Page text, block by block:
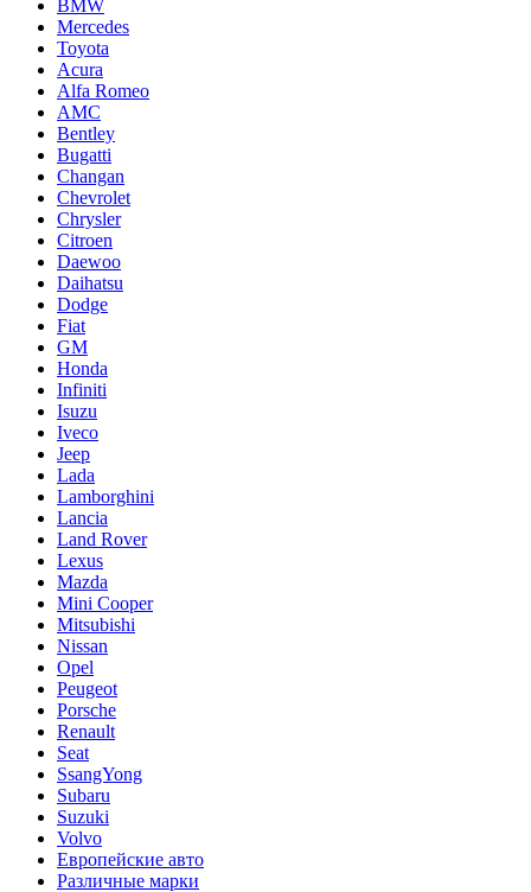
BMW
Mercedes
Toyota
Acura
Alfa Romeo
AMC
Bentley
Bugatti
Changan
Chevrolet
Chrysler
Citroen
Daewoo
Daihatsu
Dodge
Fiat
GM
Honda
Infiniti
Isuzu
Iveco
Jeep
Lada
Lamborghini
Lancia
Land Rover
Lexus
Mazda
Mini Cooper
Mitsubishi
Nissan
Opel
Peugeot
Porsche
Renault
Seat
SsangYong
Subaru
Suzuki
Volvo
Европейские авто
Различные марки